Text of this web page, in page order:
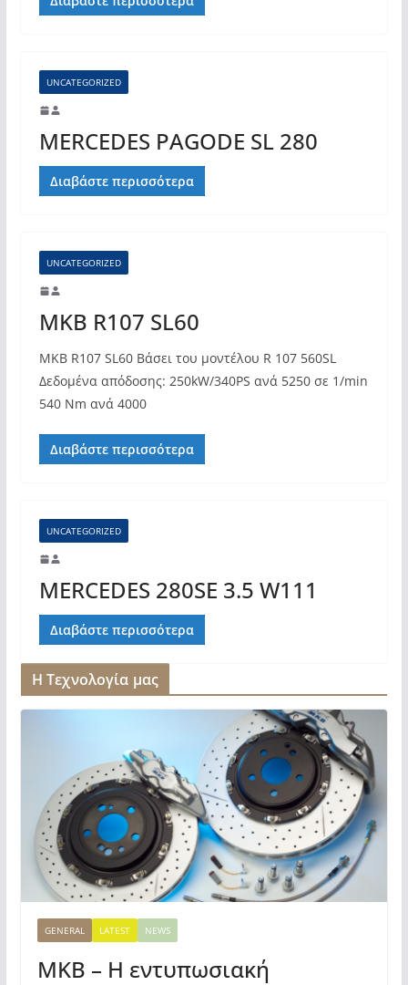
UNCATEGORIZED
MERCEDES PAGODE SL 280
Διαβάστε περισσότερα
UNCATEGORIZED
MKB R107 SL60
MKB R107 SL60 Βάσει του μοντέλου R 107 560SL
Δεδομένα απόδοσης: 250kW/340PS ανά 5250 σε 1/min
540 Nm ανά 4000
Διαβάστε περισσότερα
UNCATEGORIZED
MERCEDES 280SE 3.5 W111
Διαβάστε περισσότερα
Η Τεχνολογία μας
GENERAL LATEST NEWS
MKB – Η εντυπωσιακή